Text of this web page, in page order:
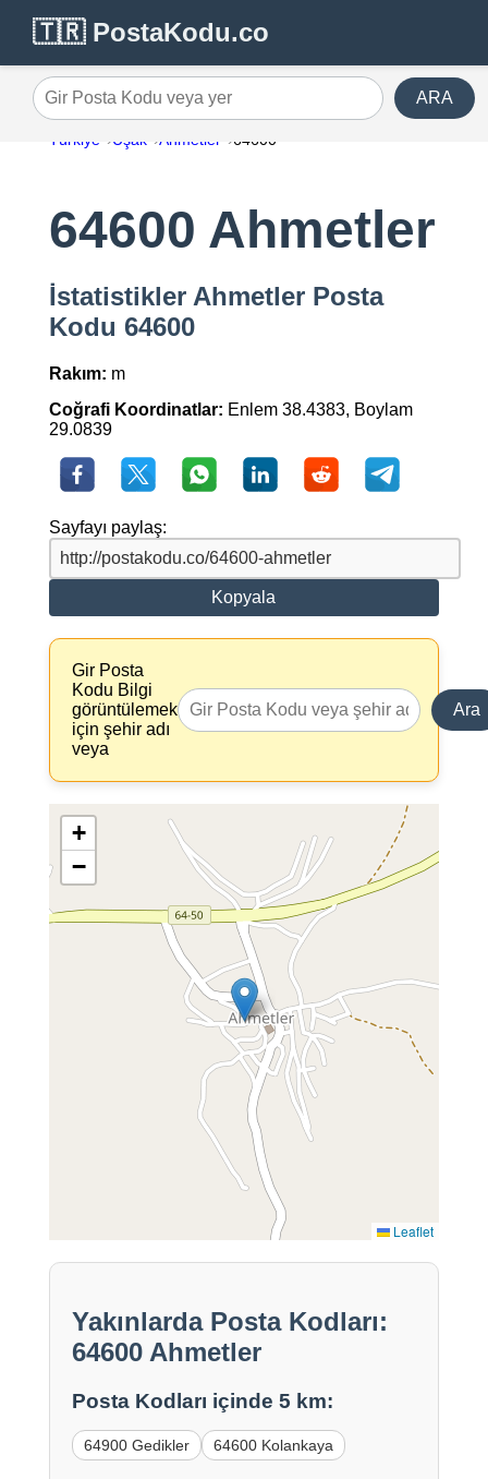
🇹🇷 PostaKodu.co
Gir Posta Kodu veya yer ARA
Türkiye Uşak Ahmetler 64600
64600 Ahmetler
İstatistikler Ahmetler Posta
Kodu 64600
Rakım: m
Coğrafi Koordinatlar: Enlem 38.4383, Boylam
29.0839
Sayfayı paylaş:
Kopyala
Gir Posta
Kodu Bilgi
görüntülemek
için şehir adı
veya
Ara
+
−
Leaflet
Yakınlarda Posta Kodları:
64600 Ahmetler
Posta Kodları içinde 5 km:
64900 Gedikler 64600 Kolankaya